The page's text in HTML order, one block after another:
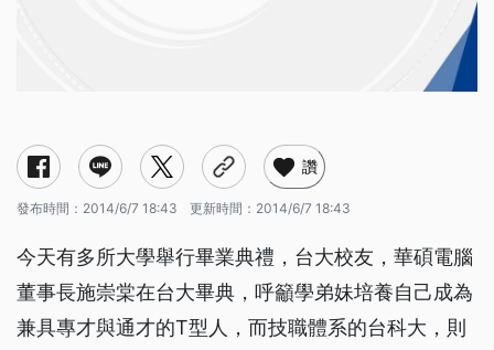
讚
發布時間： 2014/6/7 18:43 更新時間： 2014/6/7 18:43
今天有多所大學舉行畢業典禮，台大校友，華碩電腦
董事長施崇棠在台大畢典，呼籲學弟妹培養自己成為
兼具專才與通才的T型人，而技職體系的台科大，則